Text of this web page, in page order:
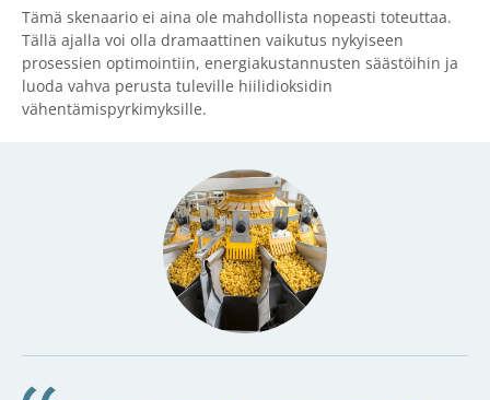
Tämä skenaario ei aina ole mahdollista nopeasti toteuttaa.
Tällä ajalla voi olla dramaattinen vaikutus nykyiseen
prosessien optimointiin, energiakustannusten säästöihin ja
luoda vahva perusta tuleville hiilidioksidin
vähentämispyrkimyksille.